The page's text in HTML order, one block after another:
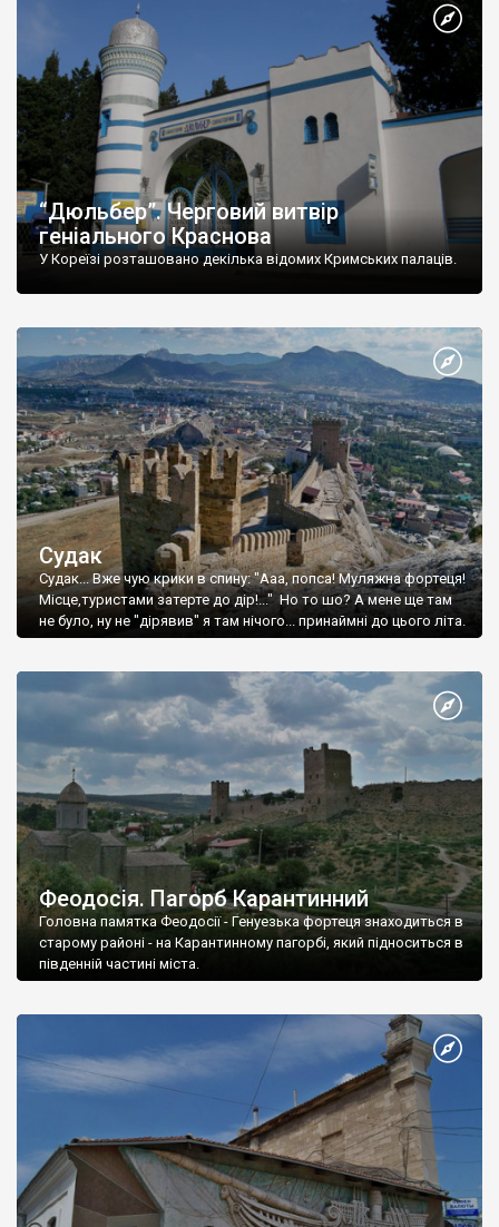
“Дюльбер”. Черговий витвір
геніального Краснова
У Кореїзі розташовано декілька відомих Кримських палаців.
Судак
Судак... Вже чую крики в спину: "Ааа, попса! Муляжна фортеця!
Місце,туристами затерте до дір!..." Но то шо? А мене ще там
не було, ну не "дірявив" я там нічого... принаймні до цього літа.
Феодосія. Пагорб Карантинний
Головна памятка Феодосії - Генуезька фортеця знаходиться в
старому районі - на Карантинному пагорбі, який підноситься в
південній частині міста.